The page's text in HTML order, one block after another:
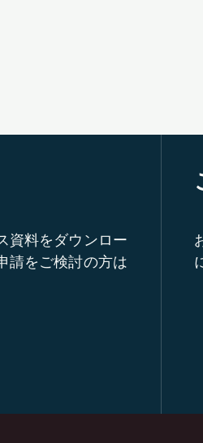
資料をダウンロー
請をご検討の方は